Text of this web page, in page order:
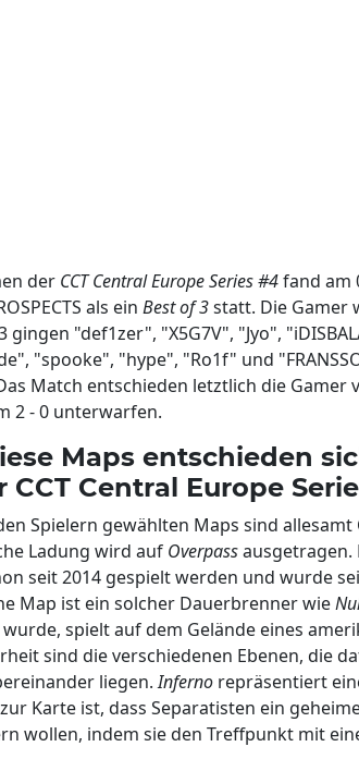
der CCT Central Europe Series #4fand am
als ein Best of 3statt. Die Gamer
gingen "def1zer", "X5G7V", "Jyo",
"spooke", "hype", "Ro1f" und
Match entschieden letztlich die Gamer
2 - 0 unterwarfen.
Maps entschieden
CCT Central Europe
Spielern gewählten Maps sind allesamt
Ladung wird auf Overpassausgetragen.
seit 2014 gespielt werden und wurde
Map ist ein solcher Dauerbrenner wie
wurde, spielt auf dem Gelände eines
sind die verschiedenen Ebenen, die
liegen.Inferno repräsentiert
Karte ist, dass Separatisten ein
wollen, indem sie den Treffpunkt mit